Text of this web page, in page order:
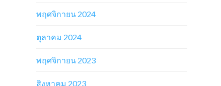
พฤศจิกายน 2024
ตุลาคม 2024
พฤศจิกายน 2023
สิงหาคม 2023